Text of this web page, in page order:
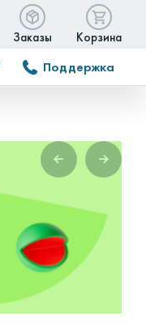
Заказы Корзина
Поддержка